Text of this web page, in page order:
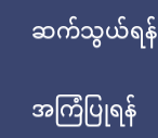
ဆက်သွယ်ရန်
အကြံပြုရန်